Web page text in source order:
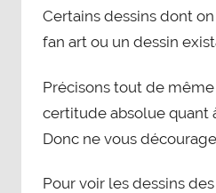
Certains dessins dont
fan art ou un dessin
Précisons tout de même
certitude absolue quant
Donc ne vous
Pour voir les dessins